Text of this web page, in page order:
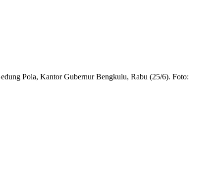
Pola, Kantor Gubernur Bengkulu, Rabu (25/6). Foto: